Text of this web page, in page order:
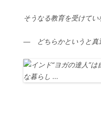
そうなる教育を受けて
― どちらかというと真